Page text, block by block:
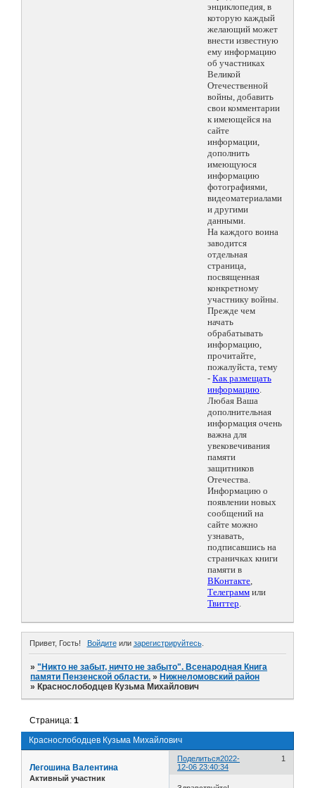
энциклопедия, в
которую каждый
желающий может
внести известную
ему информацию
об участниках
Великой
Отечественной
войны, добавить
свои комментарии
к имеющейся на
сайте
информации,
дополнить
имеющуюся
информацию
фотографиями,
видеоматериалами
и другими
данными.
На каждого воина
заводится
отдельная
страница,
посвященная
конкретному
участнику войны.
Прежде чем
начать
обрабатывать
информацию,
прочитайте,
пожалуйста, тему
- Как размещать
информацию.
Любая Ваша
дополнительная
информация очень
важна для
увековечивания
памяти
защитников
Отечества.
Информацию о
появлении новых
сообщений на
сайте можно
узнавать,
подписавшись на
страничках книги
памяти в
ВКонтакте,
Телеграмм или
Твиттер.
Привет, Гость! Войдитеили зарегистрируйтесь.
»"Никто не забыт, ничто не забыто". Всенародная Книга
памяти Пензенской области. » Нижнеломовский район
» Краснослободцев Кузьма Михайлович
Краснослободцев Кузьма Михайлович
Страница:1
Поделиться 1
2022-
12-06 23:40:34
Легошина Валентина
Активный участник